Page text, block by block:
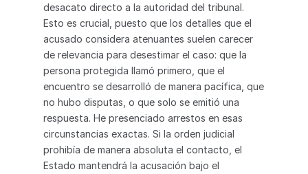
desacato directo a la autoridad del tribunal.
Esto es crucial, puesto que los detalles que el
acusado considera atenuantes suelen carecer
de relevancia para desestimar el caso: que la
persona protegida llamó primero, que el
encuentro se desarrolló de manera pacífica, que
no hubo disputas, o que solo se emitió una
respuesta. He presenciado arrestos en esas
circunstancias exactas. Si la orden judicial
prohibía de manera absoluta el contacto, el
Estado mantendrá la acusación bajo el